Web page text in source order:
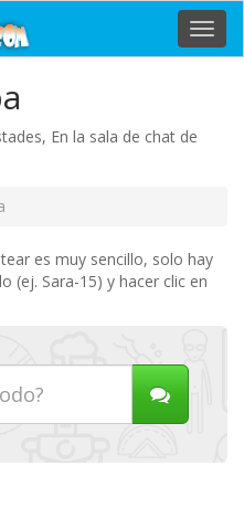
En la sala de chat de
es muy sencillo, solo hay
(ej. Sara-15) y hacer clic en